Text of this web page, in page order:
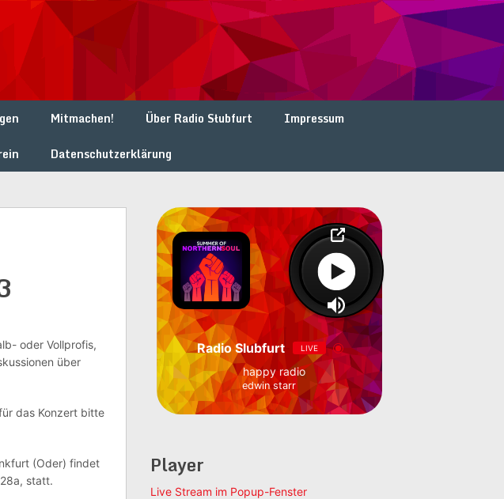
Mitmachen! Über Radio Słubfurt
Impressum
Datenschutzerklärung
oder Vollprofis,
über
das Konzert bitte
(Oder) findet
statt.
Radio Slubfurt LIVE
happy radio
edwin starr
Player
Live Stream im Popup-Fenster